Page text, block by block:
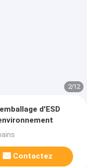
2/12
d'ESD
Contactez